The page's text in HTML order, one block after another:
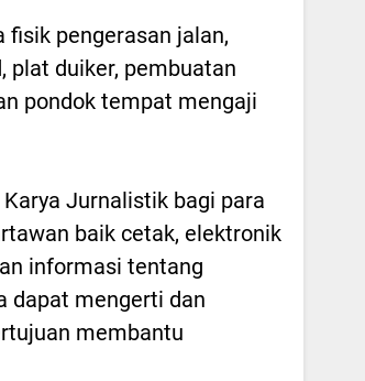
pengerasan jalan,
plat duiker, pembuatan
pondok tempat mengaji
Jurnalistik bagi para
baik cetak, elektronik
informasi tentang
dapat mengerti dan
membantu